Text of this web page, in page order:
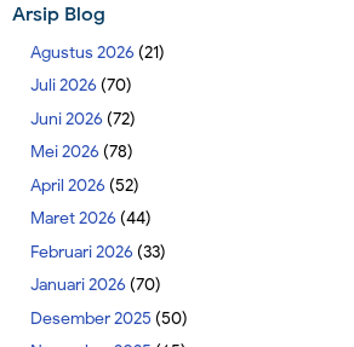
Arsip Blog
Agustus 2026 (21)
Juli 2026 (70)
Juni 2026 (72)
Mei 2026 (78)
April 2026 (52)
Maret 2026 (44)
Februari 2026 (33)
Januari 2026 (70)
Desember 2025 (50)